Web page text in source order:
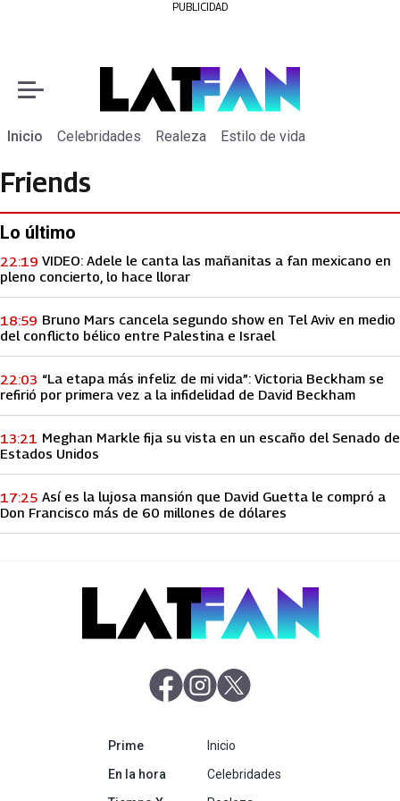
PUBLICIDAD
Inicio Celebridades Realeza Estilo de vida
Friends
Lo último
VIDEO: Adele le canta las mañanitas a fan mexicano en
pleno concierto, lo hace llorar
22:19
Bruno Mars cancela segundo show en Tel Aviv en medio
del conflicto bélico entre Palestina e Israel
18:59
“La etapa más infeliz de mi vida”: Victoria Beckham se
refirió por primera vez a la infidelidad de David Beckham
22:03
Meghan Markle fija su vista en un escaño del Senado de
Estados Unidos
13:21
Así es la lujosa mansión que David Guetta le compró a
Don Francisco más de 60 millones de dólares
17:25
abre en nueva pestaña
abre en nueva pestaña
Primeabre en nueva pestaña
En la hora abre en nueva pestaña
Inicio
Celebridades